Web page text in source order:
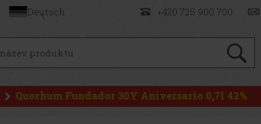
Deutsch +420 725 900 700
Quorhum Fundador 30Y Aniversario 0,7l 42%